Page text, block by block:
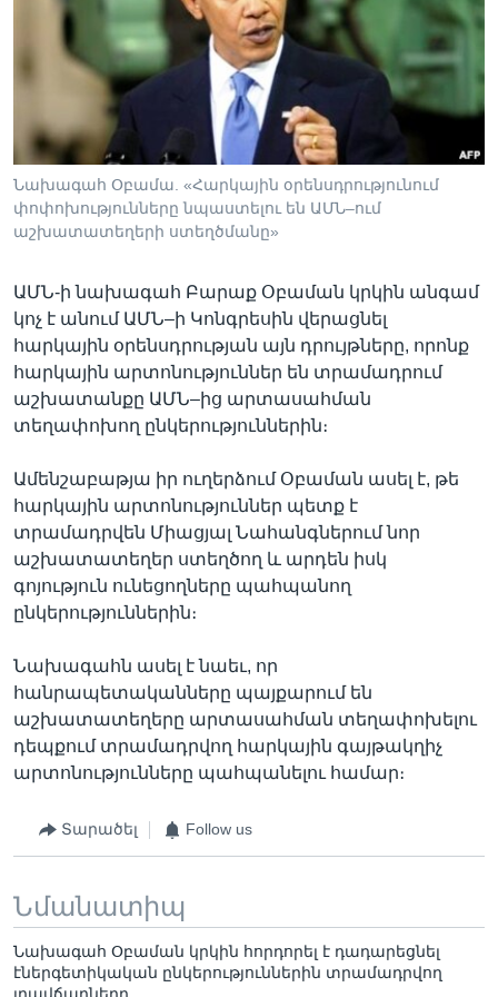
Լեզուներ
Նախագահ Օբամա. «Հարկային օրենսդրությունում
փոփոխությունները նպաստելու են ԱՄՆ–ում
աշխատատեղերի ստեղծմանը»
ԱՄՆ-ի նախագահ Բարաք Օբաման կրկին անգամ
կոչ է անում ԱՄՆ–ի Կոնգրեսին վերացնել
հարկային օրենսդրության այն դրույթները, որոնք
հարկային արտոնություններ են տրամադրում
աշխատանքը ԱՄՆ–ից արտասահման
տեղափոխող ընկերություններին։
Ամենշաբաթյա իր ուղերձում Օբաման ասել է, թե
հարկային արտոնություններ պետք է
տրամադրվեն Միացյալ Նահանգներում նոր
աշխատատեղեր ստեղծող և արդեն իսկ
գոյություն ունեցողները պահպանող
ընկերություններին։
Նախագահն ասել է նաեւ, որ
հանրապետականները պայքարում են
աշխատատեղերը արտասահման տեղափոխելու
դեպքում տրամադրվող հարկային գայթակղիչ
արտոնությունները պահպանելու համար։
Տարածել Follow us
Նմանատիպ
Նախագահ Օբաման կրկին հորդորել է դադարեցնել
էներգետիկական ընկերություններին տրամադրվող
լրավճարները